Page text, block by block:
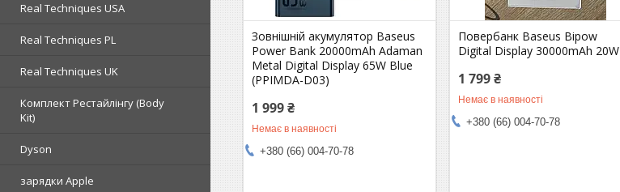
Real Techniques USA
Real Techniques PL
Real Techniques UK
Комплект Рестайлінгу (Body
Kit)
Dyson
зарядки Apple
Зовнішній акумулятор Baseus
Power Bank 20000mAh Adaman
Metal Digital Display 65W Blue
(PPIMDA-D03)
1 999 ₴
Немає в наявності
+380 (66) 004-70-78
Повербанк Baseus Bipow
Digital Display 30000mAh 20W
1 799 ₴
Немає в наявності
+380 (66) 004-70-78